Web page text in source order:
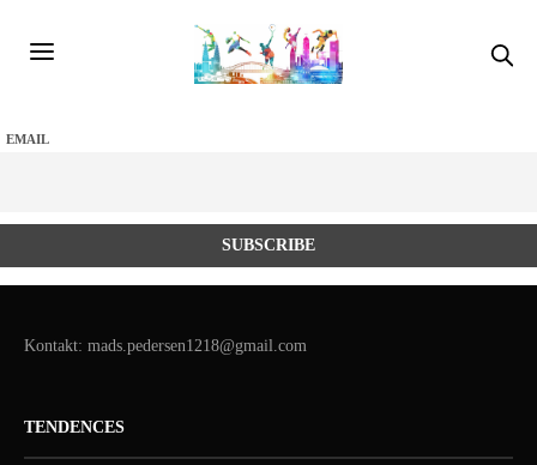
EMAIL
Kontakt: mads.pedersen1218@gmail.com
TENDENCES